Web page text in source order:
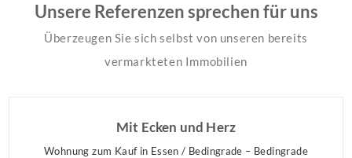
Unsere Referenzen sprechen für uns
Überzeugen Sie sich selbst von unseren bereits
vermarkteten Immobilien
Mit Ecken und Herz
Wohnung zum Kauf in Essen / Bedingrade – Bedingrade